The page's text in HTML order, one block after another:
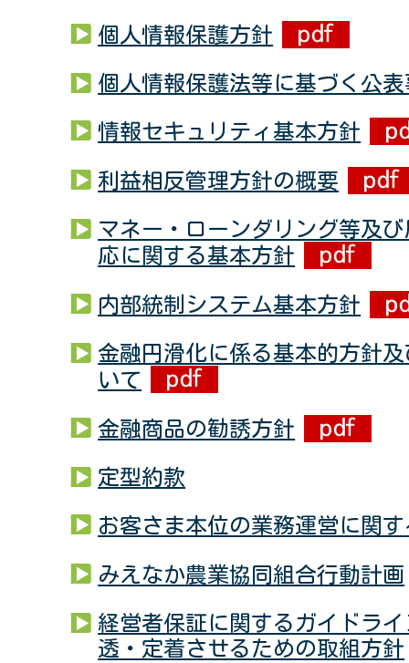
個人情報保護方針
個人情報保護法等に基づく公
情報セキュリティ基本方針
利益相反管理方針の概要
マネー・ローンダリング等及
応に関する基本方針
内部統制システム基本方針
金融円滑化に係る基本的方針
いて
金融商品の勧誘方針
定型約款
お客さま本位の業務運営に関
みえなか農業協同組合行動計画
経営者保証に関するガイドラ
透・定着させるための取組方針